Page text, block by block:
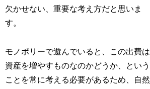
欠かせない、重要な考え方だと思いま
す。
モノポリーで遊んでいると、この出費は
資産を増やすものなのかどうか、という
ことを常に考える必要があるため、自然